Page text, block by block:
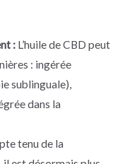
:L’huile de CBD peut
: ingérée
sublinguale),
dans la
tenu de la